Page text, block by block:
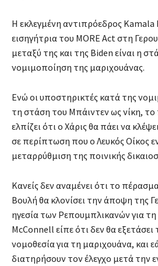
Η εκλεγμένη αντιπρόεδρος Kamala
εισηγήτρια του MORE Act στη
μεταξύ της και της Biden είναι η
νομιμοποίηση της μαριχουάνας.
Ενώ οι υποστηρικτές κατά της
τη στάση του Μπάιντεν ως νίκη,
ελπίζει ότι ο Χάρις θα πάει να
σε περίπτωση που ο Λευκός Οίκος
μεταρρύθμιση της ποινικής
Κανείς δεν αναμένει ότι το
Βουλή θα κλονίσει την άποψη της
ηγεσία των Ρεπουμπλικανών για
McConnell είπε ότι δεν θα εξετάσει
νομοθεσία για τη μαριχουάνα, και
διατηρήσουν τον έλεγχο μετά την